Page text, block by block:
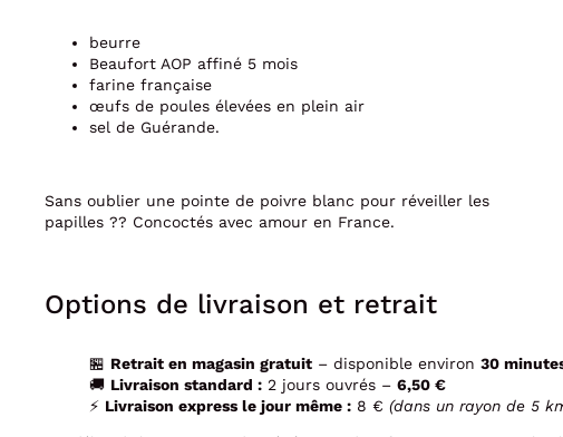
beurre
Beaufort AOP affiné 5 mois
farine française
œufs de poules élevées en plein air
sel de Guérande.
Sans oublier une pointe de poivre blanc pour réveiller les
papilles ?? Concoctés avec amour en France.
Options de livraison et retrait
🏪 Retrait en magasin gratuit – disponible environ 30
🚚 Livraison standard : 2 jours ouvrés – 6,50 €
⚡ Livraison express le jour même : 8 € (dans un rayon de 5